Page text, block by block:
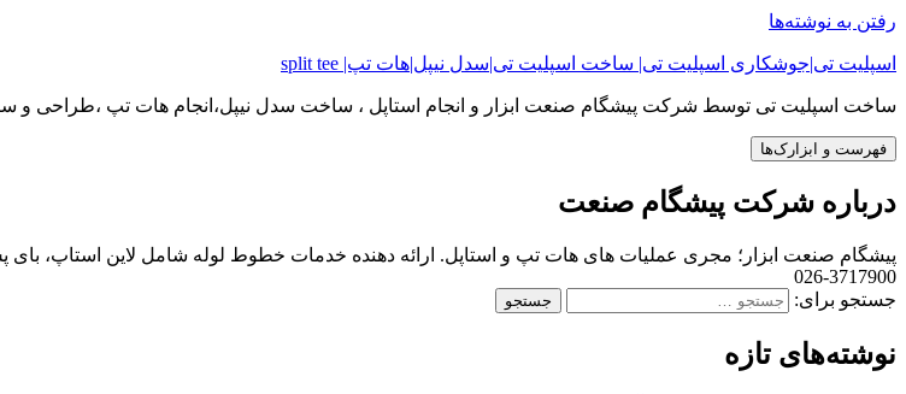
رفتن به نوشته‌ها
اسپلیت تی|جوشکاری اسپلیت تی| ساخت اسپلیت تی|سدل نیپل|هات تپ| split tee
ساخت اسپلیت تی توسط شرکت پیشگام صنعت ابزار و انجام استاپل ، ساخت سدل نیپل،انجام هات تپ ،طراحی و
فهرست و ابزارک‌ها
درباره شرکت پیشگام صنعت
3717900-026
جستجو برای:
نوشته‌های تازه